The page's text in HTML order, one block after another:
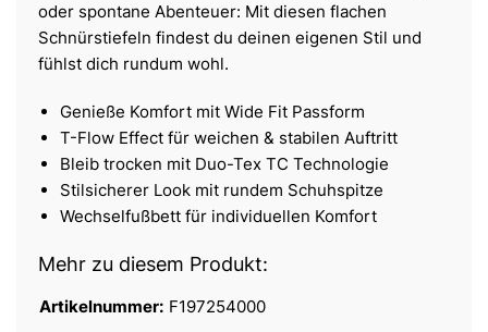
oder spontane Abenteuer: Mit diesen flachen
Schnürstiefeln findest du deinen eigenen Stil und
fühlst dich rundum wohl.
Genieße Komfort mit Wide Fit Passform
T-Flow Effect für weichen & stabilen Auftritt
Bleib trocken mit Duo-Tex TC Technologie
Stilsicherer Look mit rundem Schuhspitze
Wechselfußbett für individuellen Komfort
Mehr zu diesem Produkt:
Artikelnummer: F197254000